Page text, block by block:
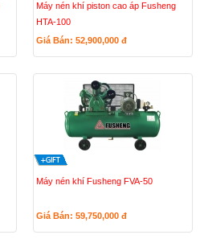
Máy nén khí piston cao áp Fusheng
HTA-100
Giá Bán: 52,900,000 đ
Máy nén khí Fusheng FVA-50
Giá Bán: 59,750,000 đ